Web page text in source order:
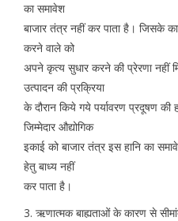
का समावेश
बाजार तंत्र नहीं कर पाता है। जिसके
करने वाले को
अपने कृत्य सुधार करने की प्रेरणा नहीं
उत्पादन की प्रक्रिया
के दौरान किये गये पर्यावरण प्रदूषण की
जिम्मेदार औद्योगिक
इकाई को बाजार तंत्र इस हानि का
हेतु बाध्य नहीं
कर पाता है।
3. ऋणात्मक बाह्यताओं के कारण से